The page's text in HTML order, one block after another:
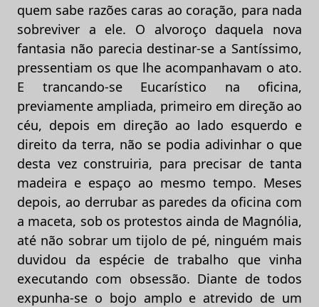
quem sabe razões caras ao coração, para nada
sobreviver a ele. O alvoroço daquela nova
fantasia não parecia destinar-se a Santíssimo,
pressentiam os que lhe acompanhavam o ato.
E trancando-se Eucarístico na oficina,
previamente ampliada, primeiro em direção ao
céu, depois em direção ao lado esquerdo e
direito da terra, não se podia adivinhar o que
desta vez construiria, para precisar de tanta
madeira e espaço ao mesmo tempo. Meses
depois, ao derrubar as paredes da oficina com
a maceta, sob os protestos ainda de Magnólia,
até não sobrar um tijolo de pé, ninguém mais
duvidou da espécie de trabalho que vinha
executando com obsessão. Diante de todos
expunha-se o bojo amplo e atrevido de um